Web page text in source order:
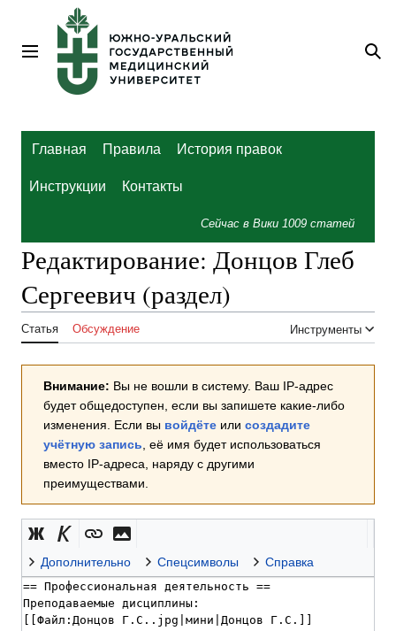
содержанию
Главное меню
Главная Правила История правок
Инструкции Контакты
Сейчас в Вики 1009 статей
Редактирование: Донцов Глеб
Сергеевич (раздел)
Статья Обсуждение Инструменты
Внимание: Вы не вошли в систему. Ваш IP-адрес
будет общедоступен, если вы запишете какие-либо
изменения. Если вы войдёте или создадите
учётную запись , её имя будет использоваться
вместо IP-адреса, наряду с другими
преимуществами.
Дополнительно Спецсимволы Справка